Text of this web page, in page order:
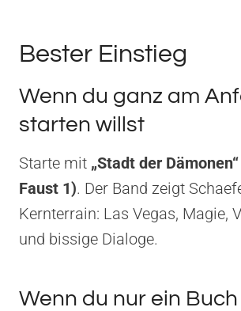
Bester Einstieg
Wenn du ganz am
starten willst
Starte mit „Stadt der
Faust 1). Der Band zeigt
Kernterrain: Las Vegas, Magie,
und bissige Dialoge.
Wenn du nur ein